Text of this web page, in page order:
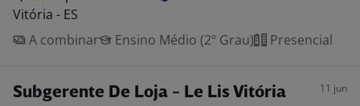
Vitória - ES
A combinar
Ensino Médio (2º Grau) Presencial
Subgerente De Loja - Le Lis Vitória
11 jun